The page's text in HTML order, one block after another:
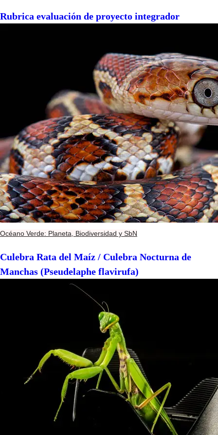
Rubrica evaluación de proyecto integrador
Océano Verde: Planeta, Biodiversidad y SbN
Culebra Rata del Maíz / Culebra Nocturna de
Manchas (Pseudelaphe flavirufa)